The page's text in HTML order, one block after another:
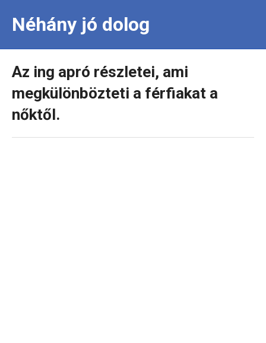
Néhány jó dolog
Az ing apró részletei, ami
megkülönbözteti a férfiakat a
nőktől.